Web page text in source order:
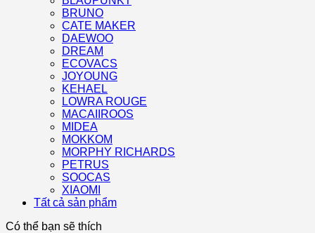
BRUNO
CATE MAKER
DAEWOO
DREAM
ECOVACS
JOYOUNG
KEHAEL
LOWRA ROUGE
MACAIIROOS
MIDEA
MOKKOM
MORPHY RICHARDS
PETRUS
SOOCAS
XIAOMI
Tất cả sản phẩm
Có thể bạn sẽ thích